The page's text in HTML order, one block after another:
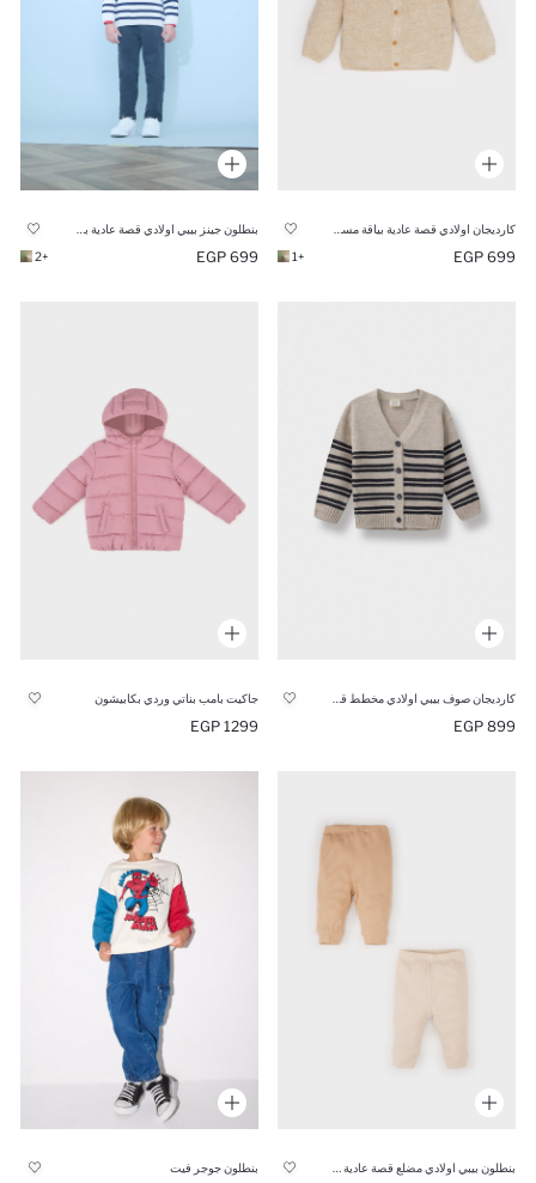
كارديجان اولادي قصة عادية بياقة مستديرة
699 EGP
+1
بنطلون جينز بيبي اولادي قصة عادية بجيب
699 EGP
+2
899 EGP
جاكيت بامب بناتي وردي بكابيشون
1299 EGP
بنطلون جوجر فيت